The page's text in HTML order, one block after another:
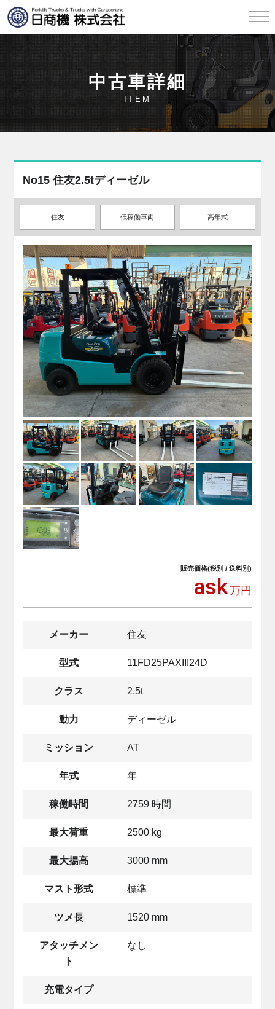
中古車詳細
ITEM
No15 住友2.5tディーゼル
住友 低稼働車両 高年式
販売価格(税別 / 送料別)
ask万円
メーカー 住友
型式 11FD25PAXIII24D
クラス 2.5t
動力 ディーゼル
ミッション AT
年式 年
稼働時間 2759 時間
最大荷重 2500 kg
最大揚高 3000 mm
マスト形式 標準
ツメ長 1520 mm
アタッチメン
ト
なし
充電タイプ